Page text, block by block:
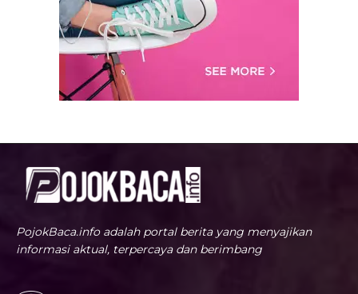
PojokBaca.info adalah portal berita yang menyajikan
informasi aktual, terpercaya dan berimbang